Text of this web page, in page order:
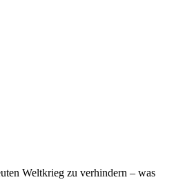
Weltkrieg zu verhindern – was